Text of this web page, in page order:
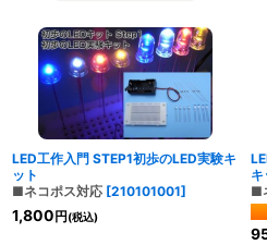
LED工作入門 STEP1初歩のLED実験キ
ット
■ネコポス対応 [210101001]
1,800 円 (税込)
■